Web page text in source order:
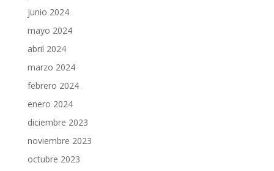
junio 2024
mayo 2024
abril 2024
marzo 2024
febrero 2024
enero 2024
diciembre 2023
noviembre 2023
octubre 2023